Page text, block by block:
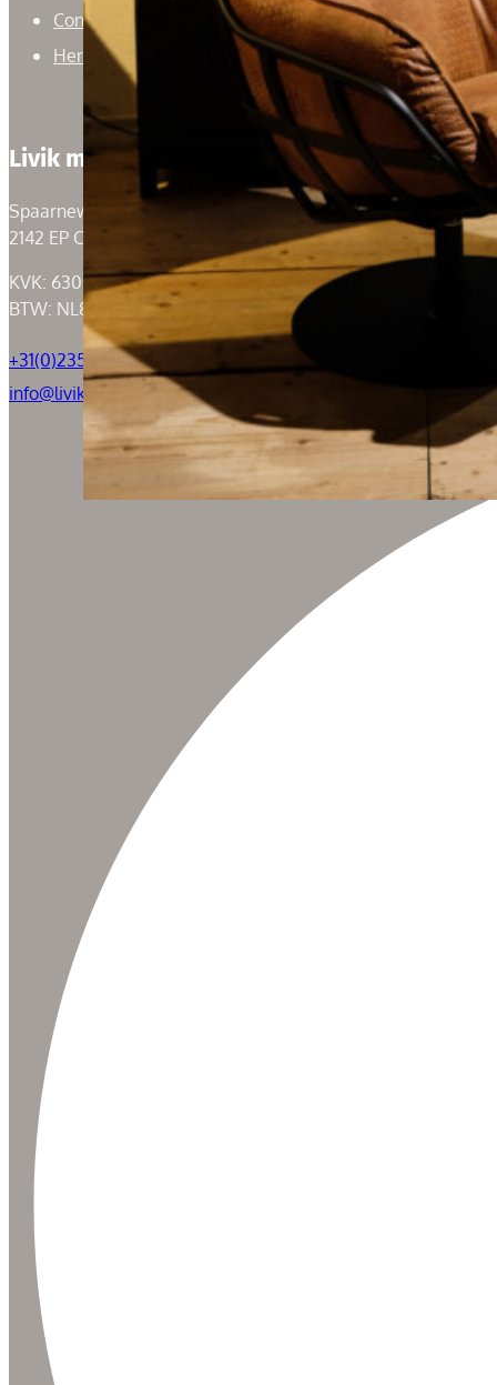
Contact
Herroepingsrecht
Livik meubelen
Spaarneweg 59
2142 EP Cruquius
KVK: 63004526
BTW: NL855050184B01
+31(0)235294739
info@livik.nl